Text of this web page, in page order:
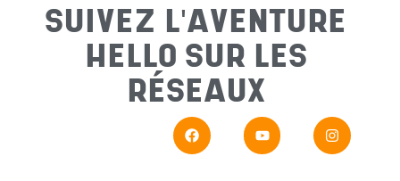
SUIVEZ L'AVENTURE
HELLO SUR LES
RÉSEAUX